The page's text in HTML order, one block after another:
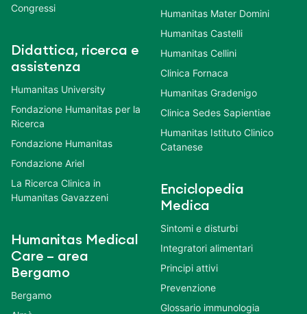
Congressi
Didattica, ricerca e
assistenza
Humanitas University
Fondazione Humanitas per la
Ricerca
Fondazione Humanitas
Fondazione Ariel
La Ricerca Clinica in
Humanitas Gavazzeni
Humanitas Medical
Care – area
Bergamo
Bergamo
Humanitas Mater Domini
Humanitas Castelli
Humanitas Cellini
Clinica Fornaca
Humanitas Gradenigo
Clinica Sedes Sapientiae
Humanitas Istituto Clinico
Catanese
Enciclopedia
Medica
Sintomi e disturbi
Integratori alimentari
Principi attivi
Prevenzione
Glossario immunologia